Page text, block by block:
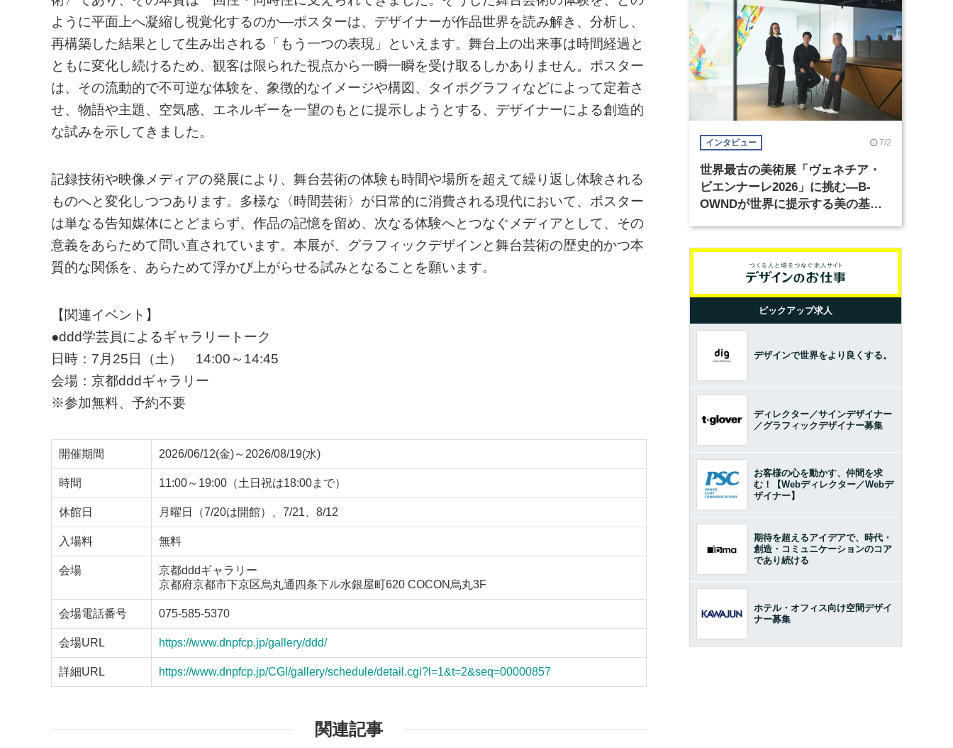
ように平面上へ凝縮し視覚化するのか―ポスターは、デザイナーが作品世界を読み解き、分析し、
再構築した結果として生み出される「もう一つの表現」といえます。舞台上の出来事は時間経過と
ともに変化し続けるため、観客は限られた視点から一瞬一瞬を受け取るしかありません。ポスター
は、その流動的で不可逆な体験を、象徴的なイメージや構図、タイポグラフィなどによって定着さ
せ、物語や主題、空気感、エネルギーを一望のもとに提示しようとする、デザイナーによる創造的
な試みを示してきました。
記録技術や映像メディアの発展により、舞台芸術の体験も時間や場所を超えて繰り返し体験される
ものへと変化しつつあります。多様な〈時間芸術〉が日常的に消費される現代において、ポスター
は単なる告知媒体にとどまらず、作品の記憶を留め、次なる体験へとつなぐメディアとして、その
意義をあらためて問い直されています。本展が、グラフィックデザインと舞台芸術の歴史的かつ本
質的な関係を、あらためて浮かび上がらせる試みとなることを願います。
【関連イベント】
●ddd学芸員によるギャラリートーク
日時：7月25日（土） 14:00～14:45
会場：京都dddギャラリー
※参加無料、予約不要
開催期間 2026/06/12(金)～2026/08/19(水)
時間 11:00～19:00（土日祝は18:00まで）
休館日 月曜日（7/20は開館）、7/21、8/12
入場料 無料
会場
京都dddギャラリー
京都府京都市下京区烏丸通四条下ル水銀屋町620 COCON烏丸3F
会場電話番号 075-585-5370
会場URL https://www.dnpfcp.jp/gallery/ddd/
詳細URL https://www.dnpfcp.jp/CGI/gallery/schedule/detail.cgi?l=1&t=2&seq=00000857
関連記事
インタビュー 7/2
世界最古の美術展「ヴェネチア・
ビエンナーレ2026」に挑む―B-
OWNDが世界に提示する美の基準
ピックアップ求人
デザインで世界をより良くする。
ディレクター／サインデザイナー
／グラフィックデザイナー募集
お客様の心を動かす、仲間を求
む！【Webディレクター／Webデ
ザイナー】
期待を超えるアイデアで、時代・
創造・コミュニケーションのコア
であり続ける
ホテル・オフィス向け空間デザイ
ナー募集